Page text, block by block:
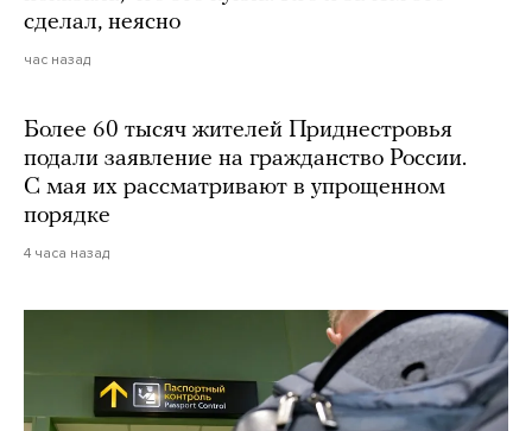
сделал, неясно
час назад
Более 60 тысяч жителей Приднестровья
подали заявление на гражданство России.
С мая их рассматривают в упрощенном
порядке
4 часа назад